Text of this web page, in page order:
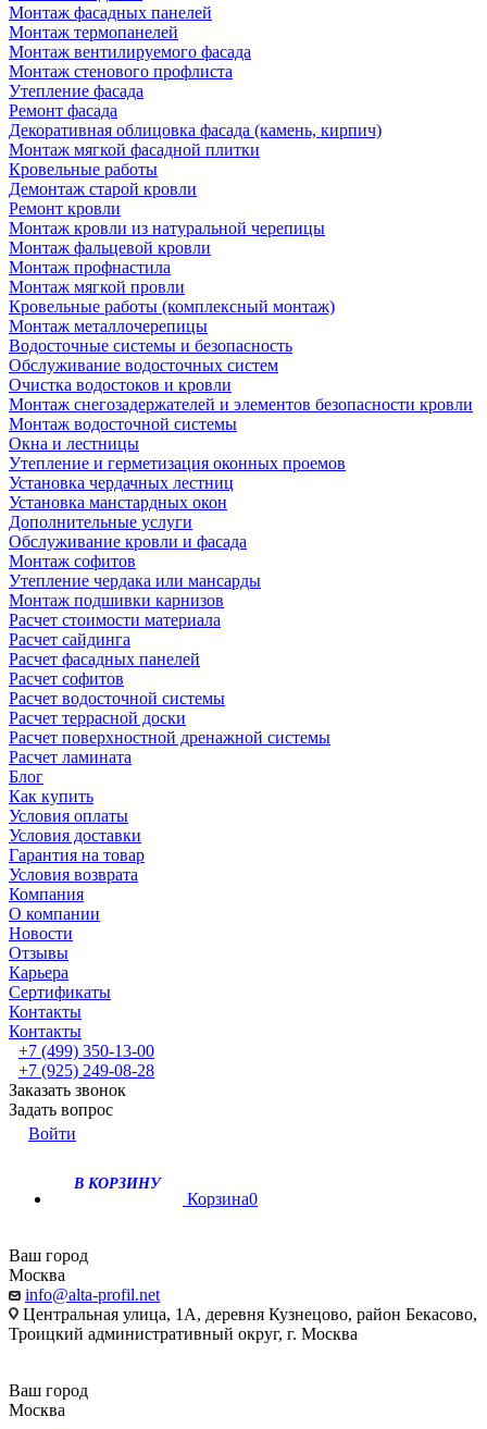
Монтаж фасадных панелей
Монтаж термопанелей
Монтаж вентилируемого фасада
Монтаж стенового профлиста
Утепление фасада
Ремонт фасада
Декоративная облицовка фасада (камень, кирпич)
Монтаж мягкой фасадной плитки
Кровельные работы
Демонтаж старой кровли
Ремонт кровли
Монтаж кровли из натуральной черепицы
Монтаж фальцевой кровли
Монтаж профнастила
Монтаж мягкой провли
Кровельные работы (комплексный монтаж)
Монтаж металлочерепицы
Водосточные системы и безопасность
Обслуживание водосточных систем
Очистка водостоков и кровли
Монтаж снегозадержателей и элементов безопасности кровли
Монтаж водосточной системы
Окна и лестницы
Утепление и герметизация оконных проемов
Установка чердачных лестниц
Установка манстардных окон
Дополнительные услуги
Обслуживание кровли и фасада
Монтаж софитов
Утепление чердака или мансарды
Монтаж подшивки карнизов
Расчет стоимости материала
Расчет сайдинга
Расчет фасадных панелей
Расчет софитов
Расчет водосточной системы
Расчет террасной доски
Расчет поверхностной дренажной системы
Расчет ламината
Блог
Как купить
Условия оплаты
Условия доставки
Гарантия на товар
Условия возврата
Компания
О компании
Новости
Отзывы
Карьера
Сертификаты
Контакты
Контакты
+7 (499) 350-13-00
+7 (925) 249-08-28
Заказать звонок
Задать вопрос
Войти
В КОРЗИНУ
Корзина0
Ваш город
Москва
info@alta-profil.net
Центральная улица, 1А, деревня Кузнецово, район Бекасово,
Троицкий административный округ, г. Москва
Ваш город
Москва